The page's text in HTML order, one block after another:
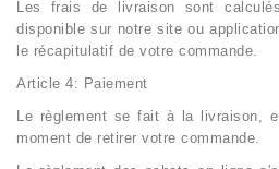
Les frais de livraison sont
disponible sur notre site ou
le récapitulatif de votre commande.
Article 4: Paiement
Le règlement se fait à la livraison,
moment de retirer votre commande.